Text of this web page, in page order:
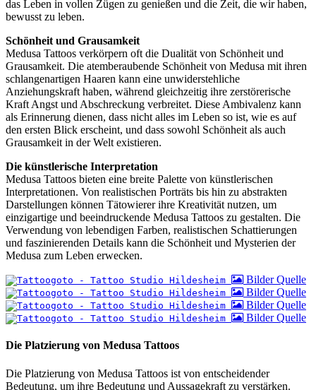
das Leben in vollen Zügen zu genießen und die Zeit, die wir haben,
bewusst zu leben.
Schönheit und Grausamkeit
Medusa Tattoos verkörpern oft die Dualität von Schönheit und
Grausamkeit. Die atemberaubende Schönheit von Medusa mit ihren
schlangenartigen Haaren kann eine unwiderstehliche
Anziehungskraft haben, während gleichzeitig ihre zerstörerische
Kraft Angst und Abschreckung verbreitet. Diese Ambivalenz kann
als Erinnerung dienen, dass nicht alles im Leben so ist, wie es auf
den ersten Blick erscheint, und dass sowohl Schönheit als auch
Grausamkeit in der Welt existieren.
Die künstlerische Interpretation
Medusa Tattoos bieten eine breite Palette von künstlerischen
Interpretationen. Von realistischen Porträts bis hin zu abstrakten
Darstellungen können Tätowierer ihre Kreativität nutzen, um
einzigartige und beeindruckende Medusa Tattoos zu gestalten. Die
Verwendung von lebendigen Farben, realistischen Schattierungen
und faszinierenden Details kann die Schönheit und Mysterien der
Medusa zum Leben erwecken.
Bilder Quelle
Bilder Quelle
Bilder Quelle
Bilder Quelle
Die Platzierung von Medusa Tattoos
Die Platzierung von Medusa Tattoos ist von entscheidender
Bedeutung, um ihre Bedeutung und Aussagekraft zu verstärken.